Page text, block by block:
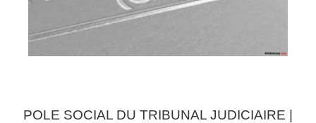
POLE SOCIAL DU TRIBUNAL JUDICIAIRE |